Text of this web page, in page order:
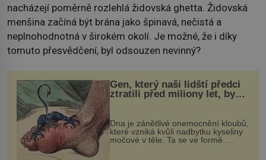
nacházejí poměrně rozlehlá židovská ghetta. Židovská
menšina začíná být brána jako špinavá, nečistá a
neplnohodnotná v širokém okolí. Je možné, že i díky
tomuto přesvědčení, byl odsouzen nevinný?
Gen, který naši lidští předci
ztratili před miliony let, by
mohl pomoci s léčbou
„nemoci králů“
Dna je zánětlivé onemocnění kloubů,
které vzniká kvůli nadbytku kyseliny
močové v těle. Ta se ve formě